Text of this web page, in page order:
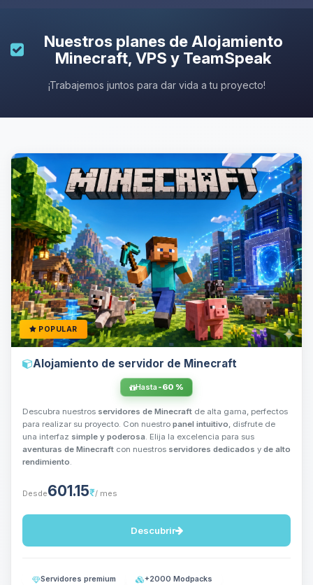
Nuestros planes de Alojamiento
Minecraft, VPS y TeamSpeak
¡Trabajemos juntos para dar vida a tu proyecto!
POPULAR
Alojamiento de servidor de Minecraft
Hasta -60 %
Descubra nuestros servidores de Minecraft de alta gama, perfectos
para realizar su proyecto. Con nuestro panel intuitivo, disfrute de
una interfaz simple y poderosa. Elija la excelencia para sus
aventuras de Minecraft con nuestros servidores dedicados y de alto
rendimiento.
Desde601.15₹/ mes
Descubrir
Servidores premium +2000 Modpacks